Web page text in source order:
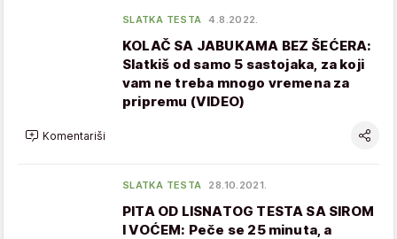
SLATKA TESTA 4.8.2022.
KOLAČ SA JABUKAMA BEZ ŠEĆERA:
Slatkiš od samo 5 sastojaka, za koji
vam ne treba mnogo vremena za
pripremu (VIDEO)
Komentariši
SLATKA TESTA 28.10.2021.
PITA OD LISNATOG TESTA SA SIROM
I VOĆEM: Peče se 25 minuta, a